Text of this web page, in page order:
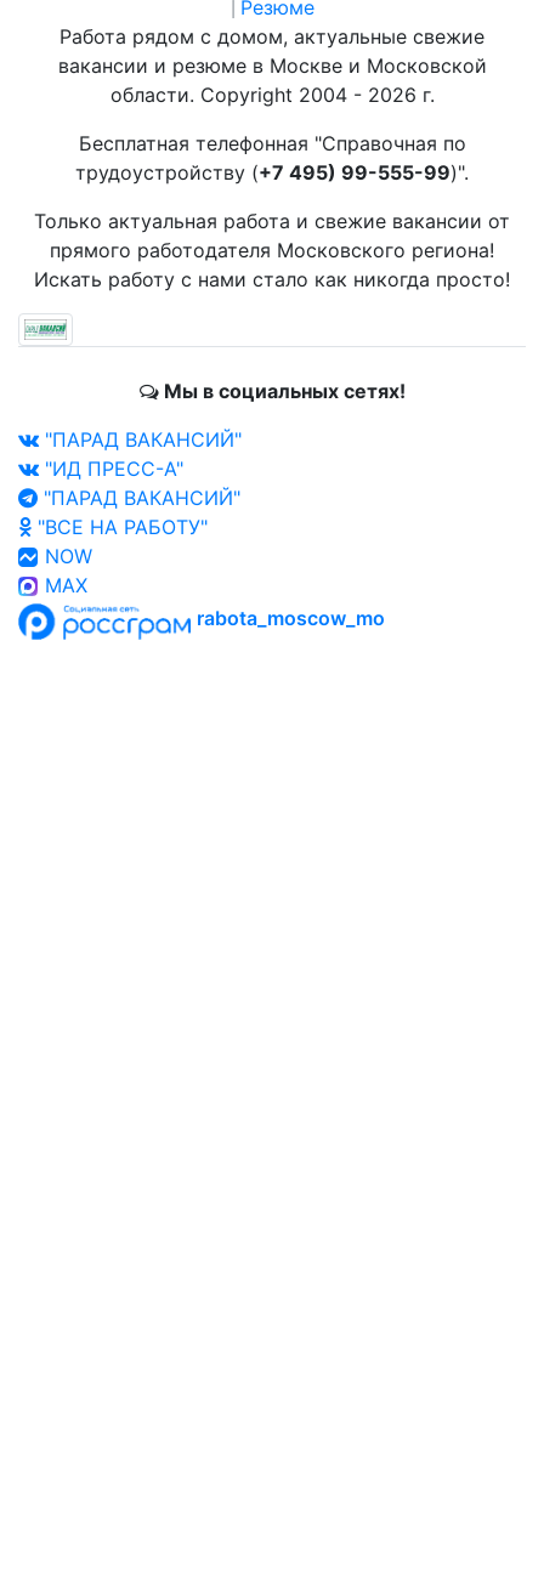
Резюме
Работа рядом с домом, актуальные свежие
вакансии и резюме в Москве и Московской
области. Copyright 2004 - 2026 г.
Бесплатная телефонная "Справочная по
трудоустройству (+7 495) 99-555-99)".
Только актуальная работа и свежие вакансии от
прямого работодателя Московского региона!
Искать работу с нами стало как никогда просто!
Мы в социальных сетях!
"ПАРАД ВАКАНСИЙ"
"ИД ПРЕСС-А"
"ПАРАД ВАКАНСИЙ"
"ВСЕ НА РАБОТУ"
NOW
MAX
rabota_moscow_mo